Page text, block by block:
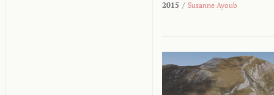
2015 / Susanne Ayoub